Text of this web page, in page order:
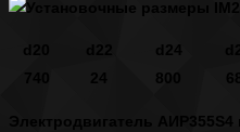
d20 d24
800
Электродвигатель АИР355S4